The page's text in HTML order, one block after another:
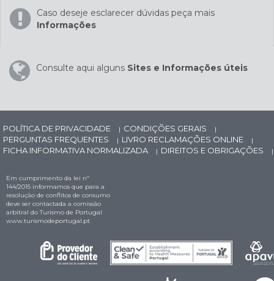
Caso deseje esclarecer dúvidas peça mais
Informações
Consulte aqui alguns Sites e Informações úteis
POLÍTICA DE PRIVACIDADE | CONDIÇÕES GERAIS |
PERGUNTAS FREQUENTES | LIVRO RECLAMAÇÕES ONLINE |
FICHA INFORMATIVA NORMALIZADA | DIREITOS E OBRIGAÇÕES |
Em cumprimento da lei nº
144/2015 informamos que para a
resolução de conflitos de consumo
deve ser contactada a comissão
arbitral do Turismo de Portugal
www.turismodeportugal.pt